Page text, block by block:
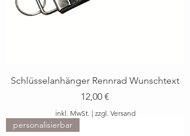
Schlüsselanhänger Rennrad Wunschtext
Preis
12,00 €
inkl. MwSt. | zzgl. Versand
personalisierbar